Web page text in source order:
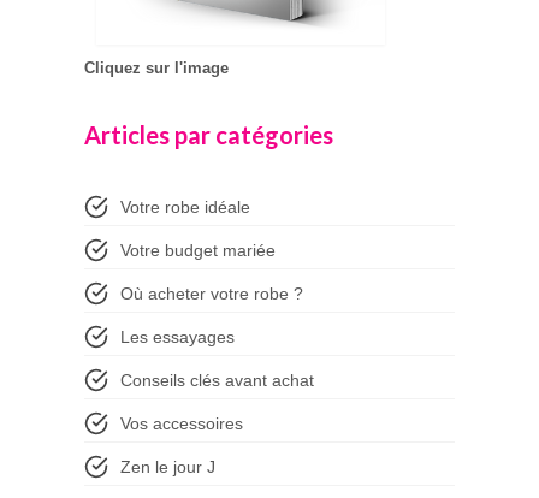
Cliquez sur l'image
Articles par catégories
Votre robe idéale
Votre budget mariée
Où acheter votre robe ?
Les essayages
Conseils clés avant achat
Vos accessoires
Zen le jour J